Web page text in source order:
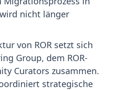
nicht länger
von ROR setzt sich
Group, dem ROR-
Curators zusammen.
strategische